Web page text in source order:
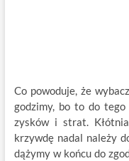
Co powoduje, że
godzimy, bo to do tego
zysków i strat.
krzywdę nadal należy
dążymy w końcu do